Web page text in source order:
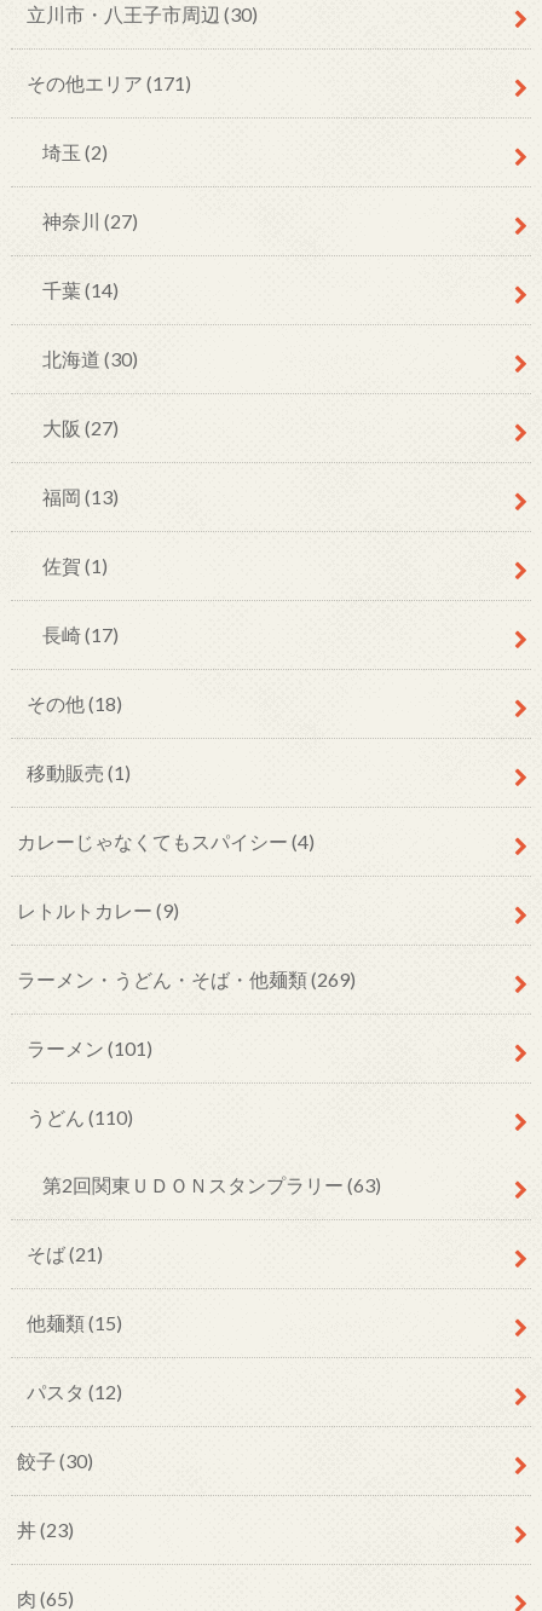
立川市・八王子市周辺 (30)
その他エリア (171)
埼玉 (2)
神奈川 (27)
千葉(14)
北海道 (30)
大阪 (27)
福岡 (13)
佐賀 (1)
長崎(17)
その他 (18)
移動販売 (1)
カレーじゃなくてもスパイシー (4)
レトルトカレー (9)
ラーメン・うどん・そば・他麺類(269)
ラーメン (101)
うどん (110)
第2回関東ＵＤＯＮスタンプラリー (63)
そば(21)
他麺類(15)
パスタ (12)
餃子 (30)
丼(23)
肉 (65)